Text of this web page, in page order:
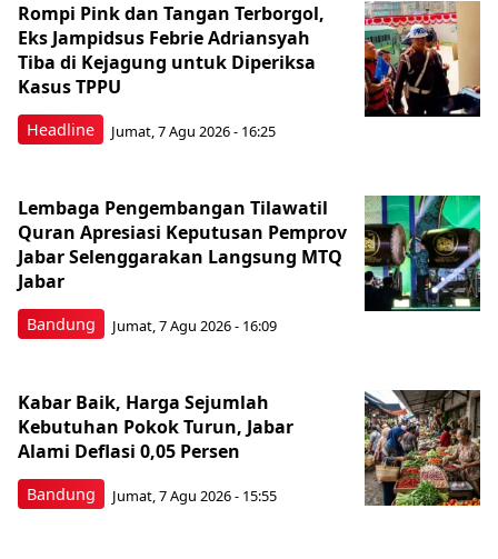
Headline
Rompi Pink dan Tangan Terborgol,
Eks Jampidsus Febrie Adriansyah
Tiba di Kejagung untuk Diperiksa
Kasus TPPU
Jumat, 7 Agu 2026 - 16:25
Bandung
Lembaga Pengembangan Tilawatil
Quran Apresiasi Keputusan Pemprov
Jabar Selenggarakan Langsung MTQ
Jabar
Jumat, 7 Agu 2026 - 16:09
Bandung
Kabar Baik, Harga Sejumlah
Kebutuhan Pokok Turun, Jabar
Alami Deflasi 0,05 Persen
Jumat, 7 Agu 2026 - 15:55